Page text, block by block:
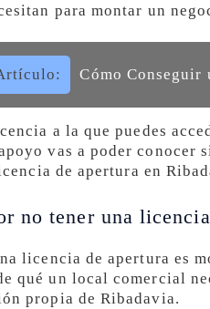
para montar un
Cómo Conseguir
a la que puedes
vas a poder conocer
de apertura en
no tener una
licencia de apertura es
qué un local comercial
propia de Ribadavia.